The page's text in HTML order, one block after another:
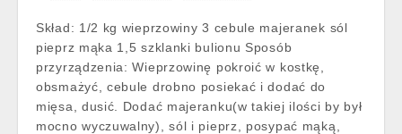
Skład: 1/2 kg wieprzowiny 3 cebule majeranek sól
pieprz mąka 1,5 szklanki bulionu Sposób
przyrządzenia: Wieprzowinę pokroić w kostkę,
obsmażyć, cebule drobno posiekać i dodać do
mięsa, dusić. Dodać majeranku(w takiej ilości by był
mocno wyczuwalny), sól i pieprz, posypać mąką,